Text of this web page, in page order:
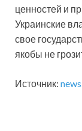
ценностей и
Украинские
свое
якобы не
Источник: